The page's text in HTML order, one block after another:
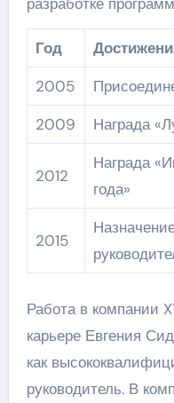
Год
2005
2009
Награда
2012
Награда
года»
2015
Работа в компании
карьере Евгения
как
руководитель. В